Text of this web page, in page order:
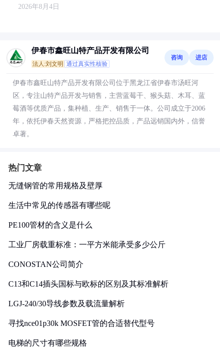
2026年8月4日
伊春市鑫旺山特产品开发有限公司
法人:刘文明 通过真实性核验
咨询 进店
伊春市鑫旺山特产品开发有限公司位于黑龙江省伊春市汤旺河
区，专注山特产品开发与销售，主营蓝莓干、猴头菇、木耳、蓝
莓酒等优质产品，集种植、生产、销售于一体。公司成立于2006
年，依托伊春天然资源，严格把控品质，产品远销国内外，信誉
卓著。
热门文章
无缝钢管的常用规格及壁厚
生活中常见的传感器有哪些呢
PE100管材的含义是什么
工业厂房载重标准：一平方米能承受多少公斤
CONOSTAN公司简介
C13和C14插头国标与欧标的区别及其标准解析
LGJ-240/30导线参数及载流量解析
寻找nce01p30k MOSFET管的合适替代型号
电梯的尺寸有哪些规格